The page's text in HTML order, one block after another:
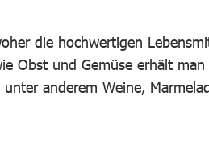
die hochwertigen
Obst und Gemüse erhält
anderem Weine,